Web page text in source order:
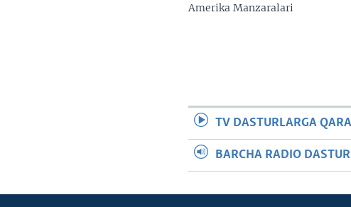
Amerika Manzaralari
TV DASTURLARGA
BARCHA RADIO